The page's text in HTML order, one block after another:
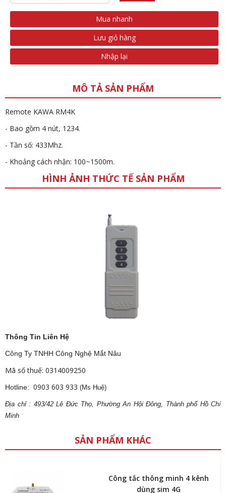
Mua nhanh
Lưu giỏ hàng
Nhập lại
MÔ TẢ SẢN PHẨM
Remote KAWA RM4K
- Bao gồm 4 nút, 1234.
- Tần số: 433Mhz.
- Khoảng cách nhận: 100~1500m.
HÌNH ẢNH THỨC TẾ SẢN PHẨM
Thông Tin Liên Hệ
Công Ty TNHH Công Nghệ Mắt Nâu
Mã số thuế: 0314009250
Hotline: 0903 603 933 (Ms Huệ)
Địa chỉ : 493/42 Lê Đức Thọ, Phường An Hội Đông, Thành phố Hồ Chí
Minh
SẢN PHẨM KHÁC
Công tắc thông minh 4 kênh
dùng sim 4G